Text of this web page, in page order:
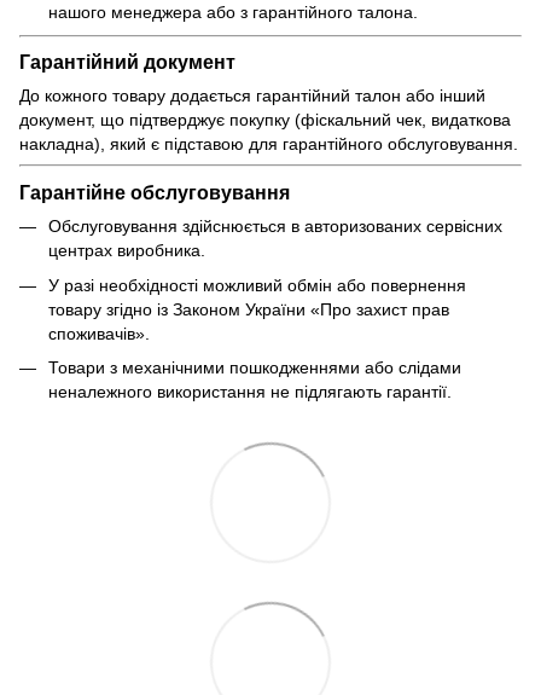
нашого менеджера або з гарантійного талона.
Гарантійний документ
До кожного товару додається гарантійний талон або інший
документ, що підтверджує покупку (фіскальний чек, видаткова
накладна), який є підставою для гарантійного обслуговування.
Гарантійне обслуговування
Обслуговування здійснюється в авторизованих сервісних
центрах виробника.
У разі необхідності можливий обмін або повернення
товару згідно із Законом України «Про захист прав
споживачів».
Товари з механічними пошкодженнями або слідами
неналежного використання не підлягають гарантії.